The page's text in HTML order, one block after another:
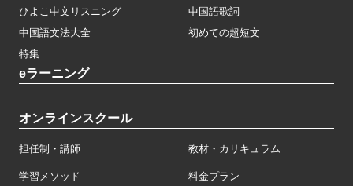
ひよこ中文リスニング
中国語歌詞
中国語文法大全
初めての超短文
特集
eラーニング
オンラインスクール
担任制・講師 教材・カリキュラム
学習メソッド 料金プラン